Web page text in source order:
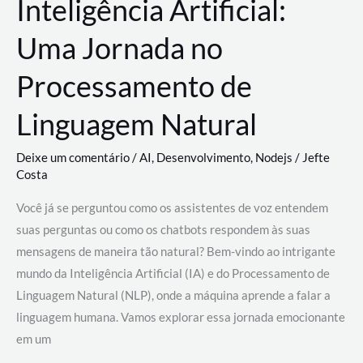
Inteligência Artificial:
Uma Jornada no
Processamento de
Linguagem Natural
Deixe um comentário/AI, Desenvolvimento, Nodejs / Jefte
Costa
Você já se perguntou como os assistentes de voz entendem
suas perguntas ou como os chatbots respondem às suas
mensagens de maneira tão natural? Bem-vindo ao intrigante
mundo da Inteligência Artificial (IA) e do Processamento de
Linguagem Natural (NLP), onde a máquina aprende a falar a
linguagem humana. Vamos explorar essa jornada emocionante
em um